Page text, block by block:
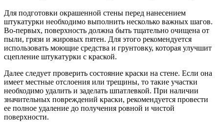
Для подготовки окрашенной стены перед нанесением
штукатурки необходимо выполнить несколько важных шагов.
Во-первых, поверхность должна быть тщательно очищена от
пыли, грязи и жировых пятен. Для этого рекомендуется
использовать моющие средства и грунтовку, которая улучшит
сцепление штукатурки с краской.
Далее следует проверить состояние краски на стене. Если она
имеет местные отслоения или трещины, то такие участки
необходимо удалить и заделать шпатлевкой. При наличии
значительных повреждений краски, рекомендуется провести
ее полное удаление до получения ровной и чистой
поверхности.